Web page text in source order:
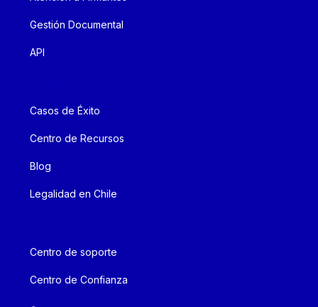
Gestión Documental
API
Casos de Éxito
Centro de Recursos
Blog
Legalidad en Chile
Centro de soporte
Centro de Confianza